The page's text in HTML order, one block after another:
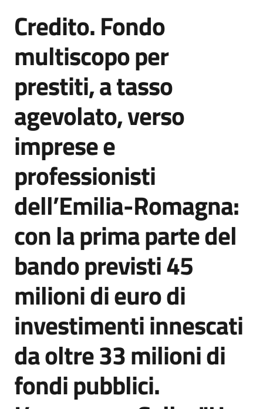
Agenzia
di
informazione
e
comunicazione
Seguici
su
Salta al contenuto
Credito. Fondo
multiscopo per
prestiti, a tasso
agevolato, verso
imprese e
professionisti
dell’Emilia-Romagna:
con la prima parte del
bando previsti 45
milioni di euro di
investimenti innescati
da oltre 33 milioni di
fondi pubblici.